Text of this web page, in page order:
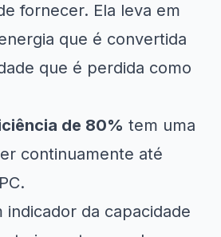
fornecer. Ela leva em
que é convertida
que é perdida como
de 80% tem uma
continuamente até
da capacidade